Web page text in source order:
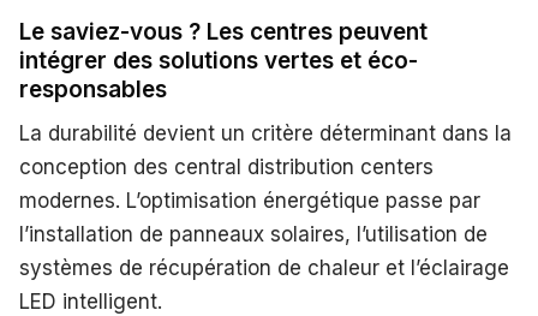
Le saviez-vous ? Les centres peuvent
intégrer des solutions vertes et éco-
responsables
La durabilité devient un critère déterminant dans la
conception des central distribution centers
modernes. L’optimisation énergétique passe par
l’installation de panneaux solaires, l’utilisation de
systèmes de récupération de chaleur et l’éclairage
LED intelligent.